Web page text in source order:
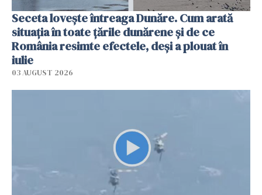
Seceta lovește întreaga Dunăre. Cum arată
situația în toate țările dunărene și de ce
România resimte efectele, deși a plouat în
iulie
03 AUGUST 2026